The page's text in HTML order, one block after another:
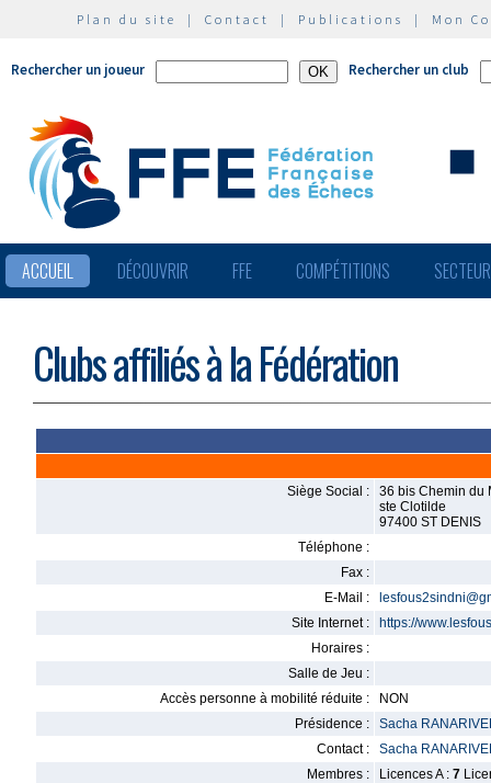
Plan du site | Contact | Publications | Mon
Rechercher un joueur Rechercher un club
ACCUEIL DÉCOUVRIR FFE COMPÉTITIONS
Clubs affiliés à la Fédération
Siège Social :
36 bis Chemin du
ste Clotilde
97400 ST DENIS
Téléphone :
Fax :
E-Mail :
Site Internet :
https://
Horaires :
Salle de Jeu :
Accès personne à mobilité réduite :
NON
Présidence :
Sacha
Contact :
Sacha
Membres :
Licences A : 7